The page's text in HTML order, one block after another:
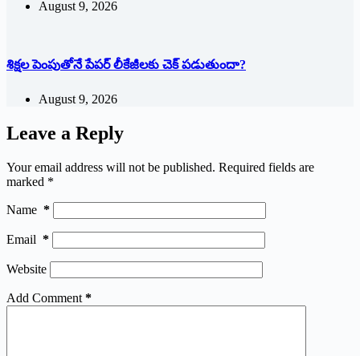
August 9, 2026
శిక్షల పెంపుతోనే పేపర్ లీకేజీలకు చెక్ పడుతుందా?
August 9, 2026
Leave a Reply
Your email address will not be published. Required fields are
marked *
Name *
Email *
Website
Add Comment *